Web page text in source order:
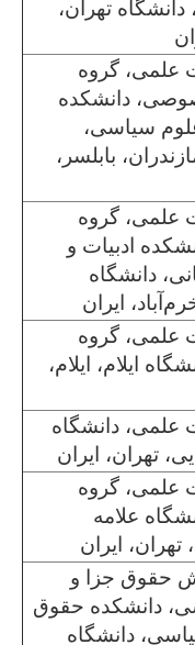
دانشگاه تهران،
علمی، گروه
دانشکده
سیاسی،
بابلسر،
علمی، گروه
ادبیات و
دانشگاه
ایران
علمی، گروه
ایلام، ایلام،
علمی، دانشگاه
تهران، ایران
علمی، گروه
علامه
تهران، ایران
حقوق جزا و
دانشکده حقوق
دانشگاه